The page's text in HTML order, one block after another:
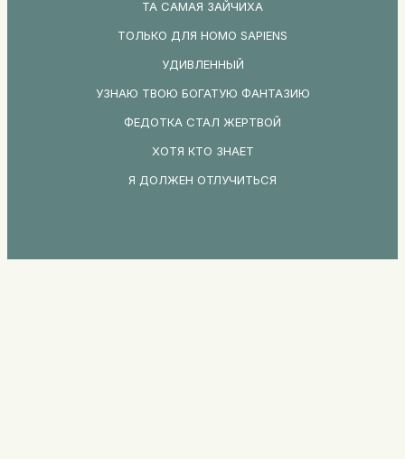
ТА САМАЯ ЗАЙЧИХА
ТОЛЬКО ДЛЯ HOMO SAPIENS
УДИВЛЕННЫЙ
УЗНАЮ ТВОЮ БОГАТУЮ ФАНТАЗИЮ
ФЕДОТКА СТАЛ ЖЕРТВОЙ
ХОТЯ КТО ЗНАЕТ
Я ДОЛЖЕН ОТЛУЧИТЬСЯ